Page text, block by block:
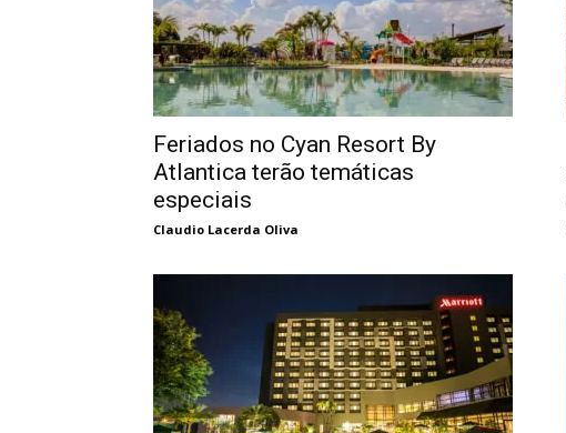
Feriados no Cyan Resort By
Atlantica terão temáticas
especiais
Claudio Lacerda Oliva